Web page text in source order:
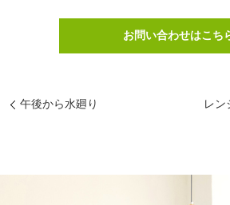
お問い合わせはこち
午後から水廻り レン